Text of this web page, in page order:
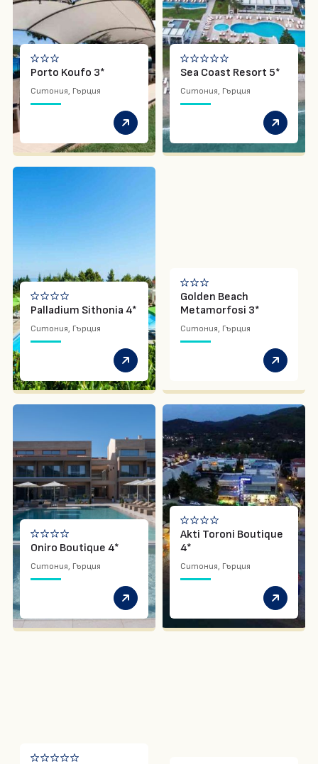
Porto Koufo 3*
Ситония, Гърция
Sea Coast Resort 5*
Ситония, Гърция
Palladium Sithonia 4*
Ситония, Гърция
Golden Beach
Metamorfosi 3*
Ситония, Гърция
Oniro Boutique 4*
Ситония, Гърция
Akti Toroni Boutique
4*
Ситония, Гърция